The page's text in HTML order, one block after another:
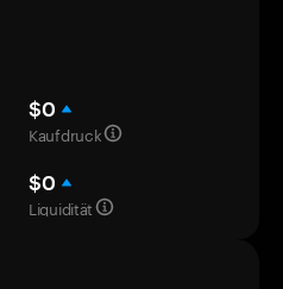
$0
Kaufdruck
$0
Liquidität